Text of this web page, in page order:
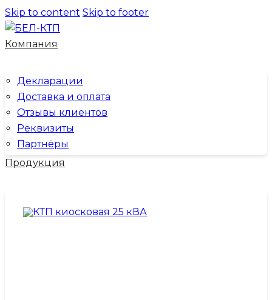
Skip to content Skip to footer
Компания
Декларации
Доставка и оплата
Отзывы клиентов
Реквизиты
Партнёры
Продукция